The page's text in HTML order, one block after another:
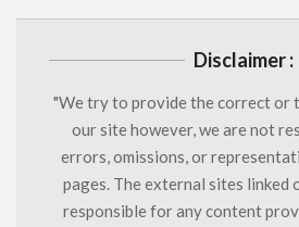
Disclaimer :
"We try to provide the correct or
our site however, we are not
errors, omissions, or
pages. The external sites linked
responsible for any content